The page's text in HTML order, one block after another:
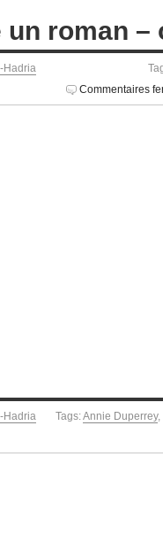
un roman –
Hadria
Commentaires
Hadria Tags:Annie Duperrey,